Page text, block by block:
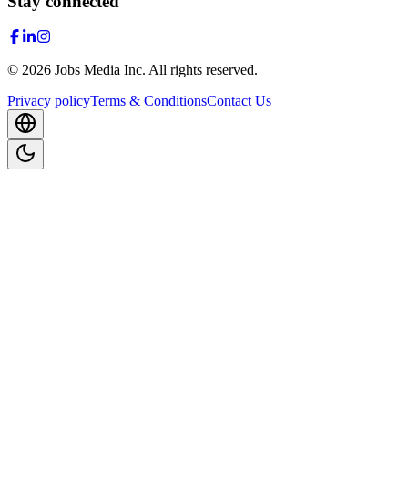
© 2026 Jobs Media Inc. All rights reserved.
Privacy policyTerms & ConditionsContact Us